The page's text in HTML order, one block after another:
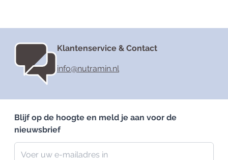
Klantenservice & Contact
info@nutramin.nl
Blijf op de hoogte en meld je aan voor de
nieuwsbrief
Nieuwsbrief
E-mailadres